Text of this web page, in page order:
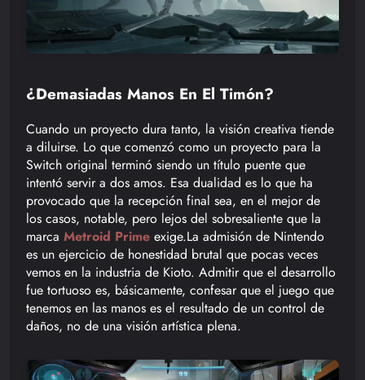
¿Demasiadas Manos En El Timón?
Cuando un proyecto dura tanto, la visión creativa tiende
a diluirse. Lo que comenzó como un proyecto para la
Switch original terminó siendo un título puente que
intentó servir a dos amos. Esa dualidad es lo que ha
provocado que la recepción final sea, en el mejor de
los casos, notable, pero lejos del sobresaliente que la
marca Metroid Prime exige.La admisión de Nintendo
es un ejercicio de honestidad brutal que pocas veces
vemos en la industria de Kioto. Admitir que el desarrollo
fue tortuoso es, básicamente, confesar que el juego que
tenemos en las manos es el resultado de un control de
daños, no de una visión artística plena.